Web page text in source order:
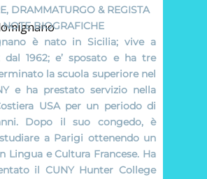
DRAMMATURGO & REGISTA
NOTE BIOGRAFICHE
è nato in Sicilia; vive a
dal 1962; e’ sposato e ha tre
la scuola superiore nel
e ha prestato servizio nella
USA per un periodo di
Dopo il suo congedo, è
a Parigi ottenendo un
Lingua e Cultura Francese. Ha
il CUNY Hunter College